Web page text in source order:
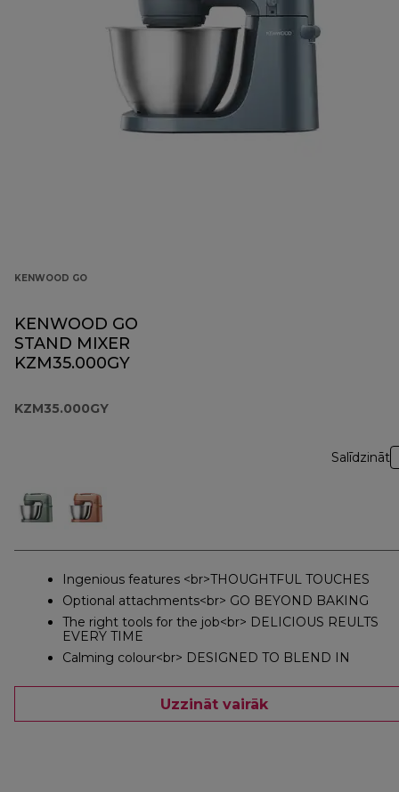
KENWOOD GO
KENWOOD GO
STAND MIXER
KZM35.000GY
KZM35.000GY
Salīdzināt
Ingenious features <br>THOUGHTFUL TOUCHES
Optional attachments<br> GO BEYOND BAKING
The right tools for the job<br> DELICIOUS REULTS
EVERY TIME
Calming colour<br> DESIGNED TO BLEND IN
Uzzināt vairāk